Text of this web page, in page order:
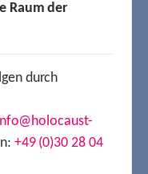
Raum der
durch
+49 (0)30 28 04